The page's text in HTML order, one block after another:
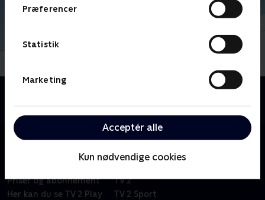
Præferencer
Statistik
Marketing
Acceptér alle
Kun nødvendige cookies
Priser og abonnement
Her kan du se TV 2 Play
TV 2
TV 2 Sport